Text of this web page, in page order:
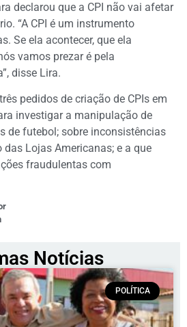
declarou que a CPI não vai afetar
“A CPI é um instrumento
Se ela acontecer, que ela
vamos prezar é pela
disse Lira.
pedidos de criação de CPIs em
investigar a manipulação de
de futebol; sobre inconsistências
Lojas Americanas; e a que
fraudulentas com
Notícias
POLÍTICA